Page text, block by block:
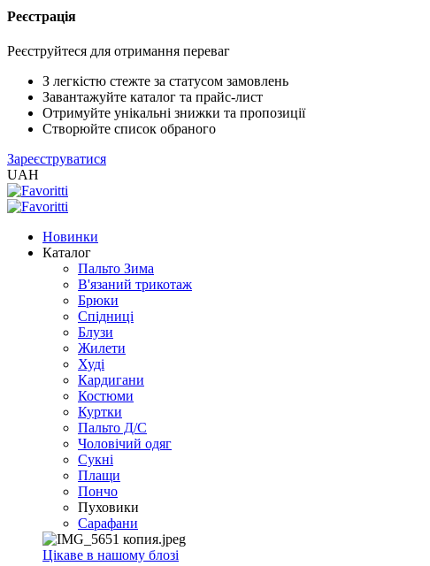
Реєстрація
Реєструйтеся для отримання переваг
З легкістю стежте за статусом замовлень
Завантажуйте каталог та прайс-лист
Отримуйте унікальні знижки та пропозиції
Створюйте список обраного
Зареєструватися
UAH
Новинки
Каталог
Пальто Зима
В'язаний трикотаж
Брюки
Спідниці
Блузи
Жилети
Худі
Кардигани
Костюми
Куртки
Пальто Д/С
Чоловічий одяг
Сукні
Плащи
Пончо
Пуховики
Сарафани
Цікаве в нашому блозі
/
2005
(Розн.)
/
EXCEL
2005
(Опт)
XLSX